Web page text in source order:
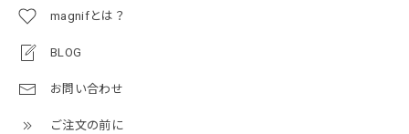
magnifとは？
BLOG
お問い合わせ
ご注文の前に